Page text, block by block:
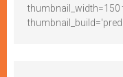
thumbnail_width=150